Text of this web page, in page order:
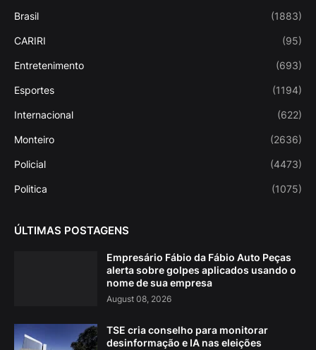
Brasil (1883)
CARIRI (95)
Entretenimento (693)
Esportes (1194)
Internacional (622)
Monteiro (2636)
Policial (4473)
Politica (1075)
ÚLTIMAS POSTAGENS
Empresário Fábio da Fábio Auto Peças
alerta sobre golpes aplicados usando o
nome de sua empresa
August 08, 2026
TSE cria conselho para monitorar
desinformação e IA nas eleições